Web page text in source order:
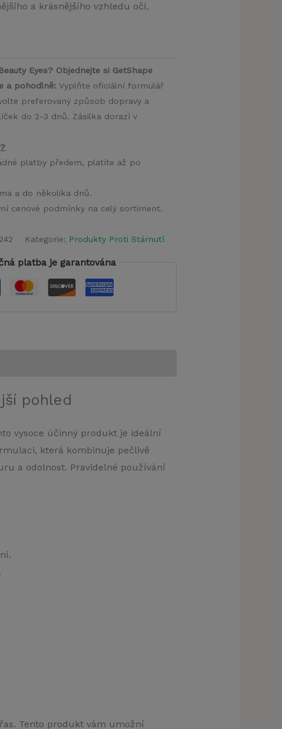
a krásnějšího vzhledu očí.
Eyes? Objednejte si GetShape
a pohodlně: Vyplňte oficiální formulář
preferovaný způsob dopravy a
do 2-3 dnů. Zásilka dorazí v
platby předem, platíte až po
a do několika dnů.
cenové podmínky na celý sortiment.
Kategorie: Produkty Proti Stárnutí
platba je garantována
pohled
vysoce účinný produkt je ideální
která kombinuje pečlivě
a odolnost. Pravidelné používání
Tento produkt vám umožní